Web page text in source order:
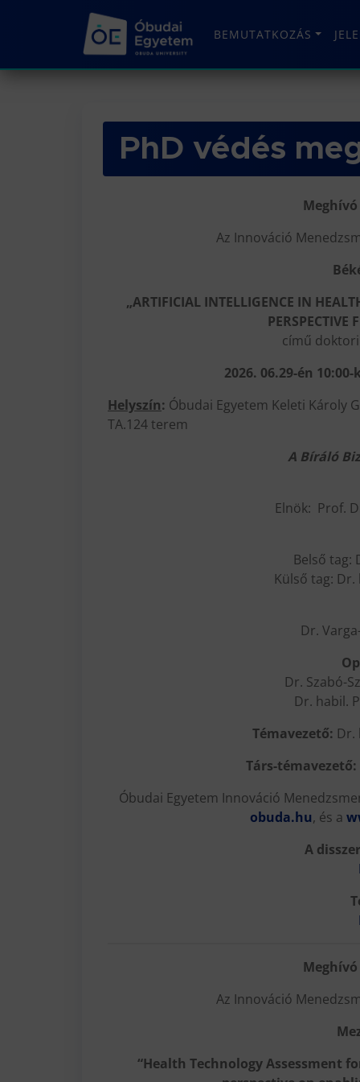
BEMUTATKOZÁS
PhD védés
Az Innováció
„ARTIFICIAL INTELLIGENCE IN
PERSPECTIVE
című
2026. 06.29-én 10:00-
Helyszín: Óbudai Egyetem Keleti Károly
TA.124 terem
A Bíráló
Elnök: Prof.
Belső tag:
Külső tag:
Dr.
Dr. Szabó-
Dr. habil.
Témavezető: Dr.
Társ-témavezető:
Óbudai Egyetem Innováció
obuda.hu, és a
A
Az Innováció
“Health Technology Assessment